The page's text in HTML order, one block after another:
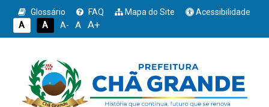
Glossário FAQ Mapa do Site
Acessibilidade
A
A A- A A+